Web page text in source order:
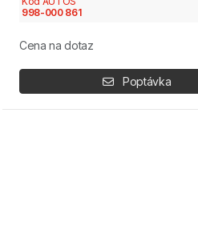
998-000 861
Cena na dotaz
Poptávka